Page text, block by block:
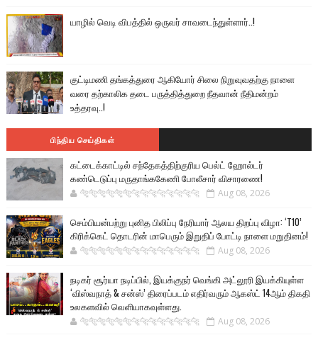
யாழில் வெடி விபத்தில் ஒருவர் சாவடைந்துள்ளார்..!
குட்டிமணி தங்கத்துரை ஆகியோர் சிலை நிறுவுவதற்கு நாளை
வரை தற்காலிக தடை பருத்தித்துறை நீதவான் நீதிமன்றம்
உத்தரவு..!
பிந்திய செய்திகள்
கட்டைக்காட்டில் சந்தேகத்திற்குரிய பெல்ட் ஹோல்டர்
கண்டெடுப்பு மருதாங்ககேணி போலீசார் விசாரணை!
🐅🐅🐅🐅🐅🐅🐆🐆🐆🐆🐆🐆🐆🐆 Aug 08, 2026
செம்பியன்பற்று புனித பிலிப்பு நேரியார் ஆலய திறப்பு விழா: ‘T10’
கிரிக்கெட் தொடரின் மாபெரும் இறுதிப் போட்டி நாளை மறுதினம்!
🐅🐅🐅🐅🐅🐅🐆🐆🐆🐆🐆🐆🐆🐆 Aug 08, 2026
நடிகர் சூர்யா நடிப்பில், இயக்குநர் வெங்கி அட்லூரி இயக்கியுள்ள
‘விஸ்வநாத் & சன்ஸ்’ திரைப்படம் எதிர்வரும் ஆகஸ்ட் 14ஆம் திகதி
உலகளவில் வெளியாகவுள்ளது.
🐅🐅🐅🐅🐅🐅🐆🐆🐆🐆🐆🐆🐆🐆 Aug 08, 2026